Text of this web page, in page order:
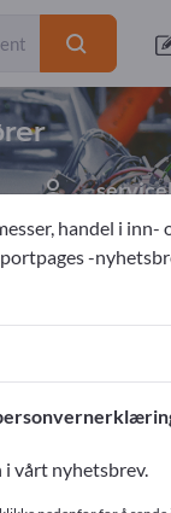
1
Produsent
97
handel i inn-
-
i vårt nyhetsbrev.